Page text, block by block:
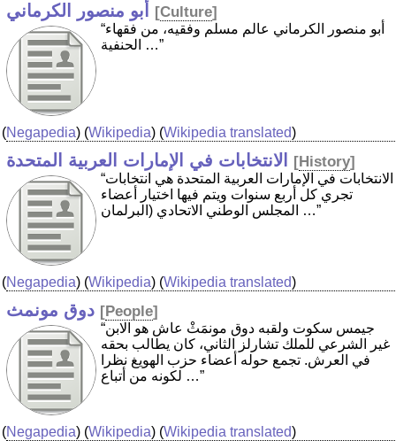
أبو منصور الكرماني [Culture]
“أبو منصور الكرماني عالم مسلم وفقيه، من فقهاء
الحنفية …”
(Negapedia) (Wikipedia) (Wikipedia translated)
الانتخابات في الإمارات العربية المتحدة [History]
“الانتخابات في الإمارات العربية المتحدة هي انتخابات
تجري كل أربع سنوات ويتم فيها اختيار أعضاء
المجلس الوطني الاتحادي (البرلمان …”
(Negapedia) (Wikipedia) (Wikipedia translated)
دوق مونمث [People]
“جيمس سكوت ولقبه دوق مونمَثْ عاش هو الابن
غير الشرعي للملك تشارلز الثاني، كان يطالب بحقه
في العرش. تجمع حوله أعضاء حزب الهويغ نظرا
لكونه من أتباع …”
(Negapedia) (Wikipedia) (Wikipedia translated)